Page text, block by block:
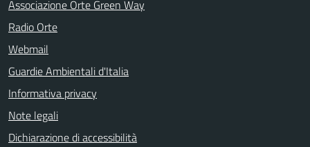
Associazione Orte Green Way
Radio Orte
Webmail
Guardie Ambientali d'Italia
Informativa privacy
Note legali
Dichiarazione di accessibilità